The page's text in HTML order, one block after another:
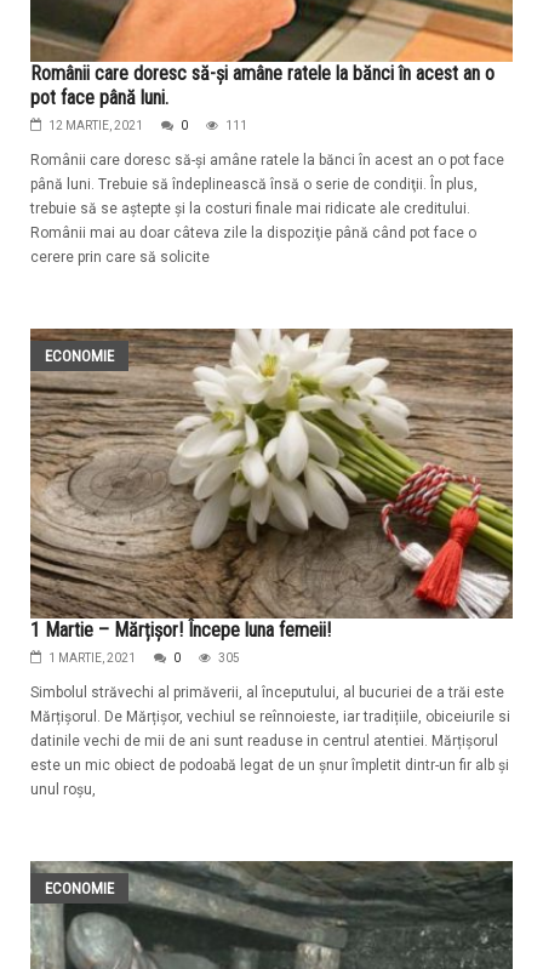
Românii care doresc să-și amâne ratele la bănci în acest an o
pot face până luni.
12 MARTIE, 2021 0 111
Românii care doresc să-și amâne ratele la bănci în acest an o pot face
până luni. Trebuie să îndeplinească însă o serie de condiţii. În plus,
trebuie să se aștepte și la costuri finale mai ridicate ale creditului.
Românii mai au doar câteva zile la dispoziţie până când pot face o
cerere prin care să solicite
ECONOMIE
1 Martie – Mărțișor! Începe luna femeii!
1 MARTIE, 2021 0 305
Simbolul străvechi al primăverii, al începutului, al bucuriei de a trăi este
Mărțișorul. De Mărțișor, vechiul se reînnoieste, iar tradițiile, obiceiurile si
datinile vechi de mii de ani sunt readuse in centrul atentiei. Mărțișorul
este un mic obiect de podoabă legat de un șnur împletit dintr-un fir alb și
unul roșu,
ECONOMIE